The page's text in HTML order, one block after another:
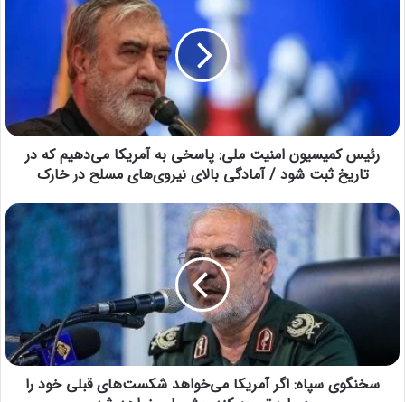
رئیس کمیسیون امنیت ملی: پاسخی به آمریکا می‌دهیم که در
تاریخ ثبت شود / آمادگی بالای نیروی‌های مسلح در خارک
سخنگوی سپاه: اگر آمریکا می‌خواهد شکست‌های قبلی خود را